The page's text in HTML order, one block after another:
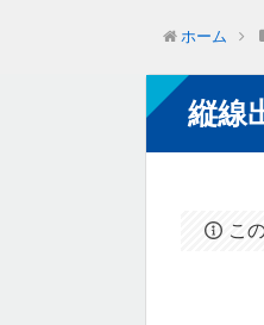
ホーム
縦線
こ